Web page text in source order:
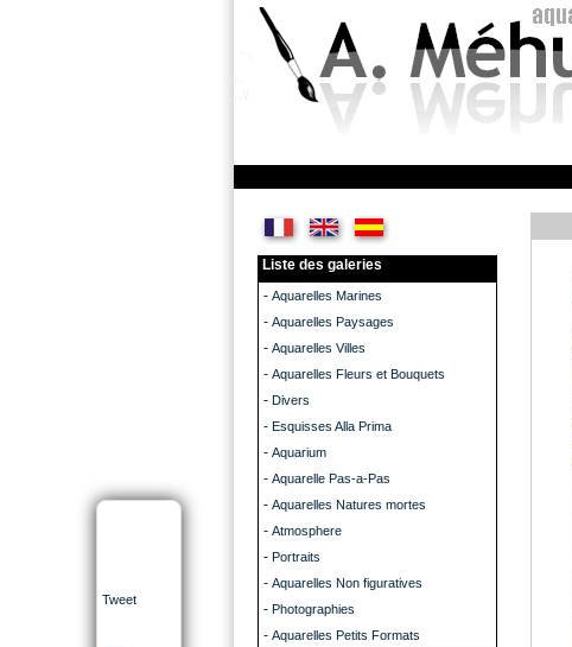
Tweet
Liste des galeries
- Aquarelles Marines
- Aquarelles Paysages
- Aquarelles Villes
- Aquarelles Fleurs et Bouquets
- Divers
- Esquisses Alla Prima
- Aquarium
- Aquarelle Pas-a-Pas
- Aquarelles Natures mortes
- Atmosphere
- Portraits
- Aquarelles Non figuratives
- Photographies
- Aquarelles Petits Formats